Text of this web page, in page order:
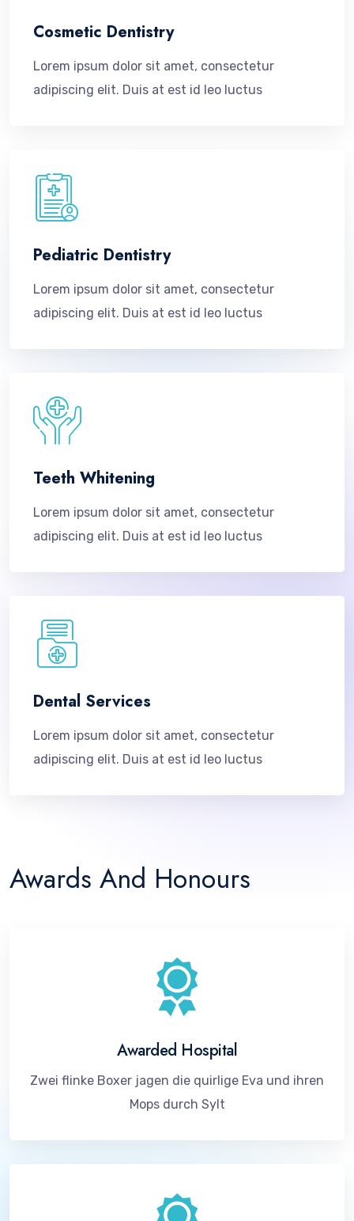
Cosmetic Dentistry
Lorem ipsum dolor sit amet, consectetur
adipiscing elit. Duis at est id leo luctus
Pediatric Dentistry
Lorem ipsum dolor sit amet, consectetur
adipiscing elit. Duis at est id leo luctus
Teeth Whitening
Lorem ipsum dolor sit amet, consectetur
adipiscing elit. Duis at est id leo luctus
Dental Services
Lorem ipsum dolor sit amet, consectetur
adipiscing elit. Duis at est id leo luctus
Awards And Honours
Awarded Hospital
Zwei flinke Boxer jagen die quirlige Eva und ihren
Mops durch Sylt